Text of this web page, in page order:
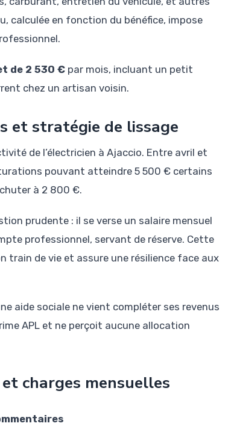
calculée en fonction du bénéfice, impose
de 2 530 € par mois, incluant un petit
chez un artisan voisin.
et stratégie de lissage
de l’électricien à Ajaccio. Entre avril et
pouvant atteindre 5 500 € certains
à 2 800 €.
prudente : il se verse un salaire mensuel
professionnel, servant de réserve. Cette
de vie et assure une résilience face aux
aide sociale ne vient compléter ses revenus
APL et ne perçoit aucune allocation
charges mensuelles